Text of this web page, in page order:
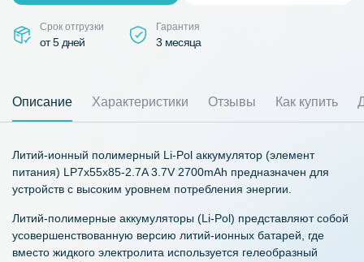
Срок отгрузки
от 5 дней
Гарантия
3 месяца
Описание Характеристики Отзывы Как купить
Литий-ионный полимерный Li-Pol аккумулятор (элемент
питания) LP7x55x85-2.7A 3.7V 2700mAh предназначен для
устройств с высоким уровнем потребления энергии.
Литий-полимерные аккумуляторы (Li-Pol) представляют собой
усовершенствованную версию литий-ионных батарей, где
вместо жидкого электролита используется гелеобразный